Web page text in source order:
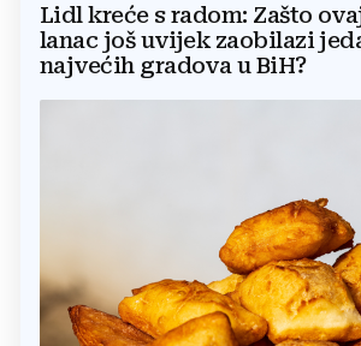
Lidl kreće s radom: Zašto
lanac još uvijek zaobilazi
najvećih gradova u BiH?